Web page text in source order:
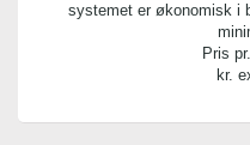
systemet er økonomisk i
Pris
kr.